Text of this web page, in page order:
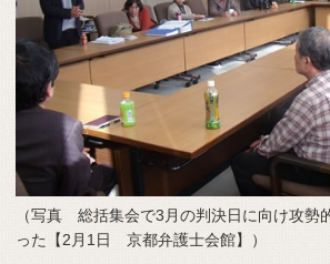
（写真 総括集会で3月の判決日に向け攻勢
った【2月1日 京都弁護士会館】）